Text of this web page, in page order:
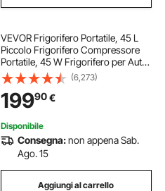
VEVOR Frigorifero Portatile, 45 L
Piccolo Frigorifero Compressore
Portatile, 45 W Frigorifero per Auto,
27 x 14 x 18 Pollici, Congelatore
Domestico, Frigorifero da Viaggio
Piccolo Congelatore per Auto
(6,273)
19990€
Disponibile
Consegna:non appena Sab.
Ago. 15
Aggiungi al carrello